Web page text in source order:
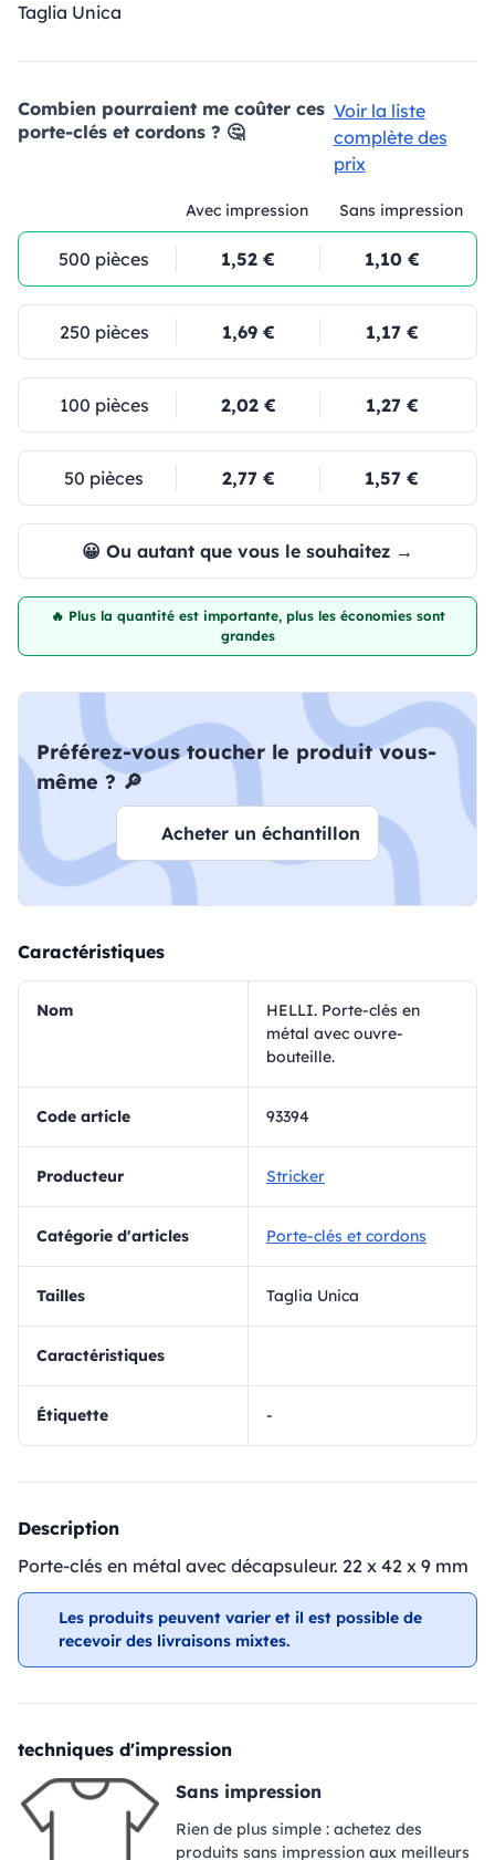
Taglia Unica
Combien pourraient me coûter ces
porte-clés et cordons ? 🤔
Voir la liste
complète des
prix
Avec impression Sans impression
500 pièces 1,52 € 1,10 €
250 pièces 1,69 € 1,17 €
100 pièces 2,02 € 1,27 €
50 pièces 2,77 € 1,57 €
😀 Ou autant que vous le souhaitez →
🔥 Plus la quantité est importante, plus les économies sont
grandes
Préférez-vous toucher le produit vous-
même ? 🔎
Acheter un échantillon
Caractéristiques
Nom
HELLI. Porte-clés en
métal avec ouvre-
bouteille.
Code article 93394
Producteur Stricker
Catégorie d'articles Porte-clés et cordons
Tailles Taglia Unica
Caractéristiques
Étiquette -
Description
Porte-clés en métal avec décapsuleur. 22 x 42 x 9 mm
Les produits peuvent varier et il est possible de
recevoir des livraisons mixtes.
techniques d'impression
Sans impression
Rien de plus simple : achetez des
produits sans impression aux meilleurs